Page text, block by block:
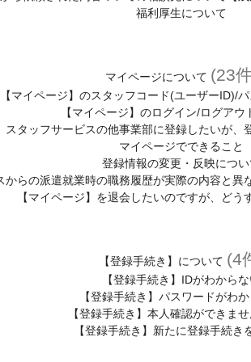
福利厚生について
マイページについて (23
【マイページ】のスタッフコード(ユーザーID)/
【マイページ】のログイン/ログアウ
スタッフサービスの他事業部に登録したいが、
マイページでできること
登録情報の変更・反映につい
からの派遣就業時の職務履歴が実際の内容と異
【マイページ】を退会したいのですが、どう
【登録手続き】について (4
【登録手続き】IDがわから
【登録手続き】パスワードがわ
【登録手続き】本人確認ができま
【登録手続き】新たに登録手続き